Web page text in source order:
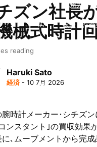
九州ガス
#7 破産した
#10
ズン社長
械式時計
reading
Haruki Sato
経済 - 10 7月 2026
時計メーカー･シチズ
ンスタント｣の買収効果
､ムーブメントから完